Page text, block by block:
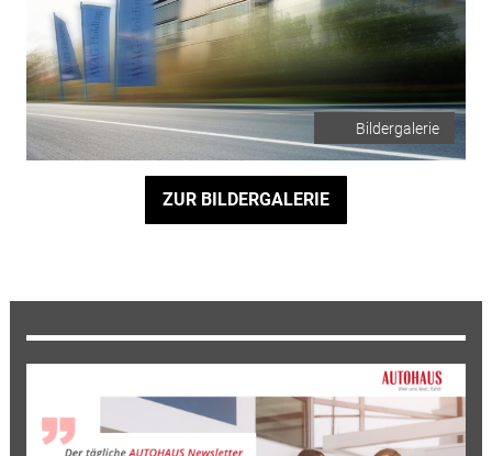
Bildergalerie
ZUR BILDERGALERIE